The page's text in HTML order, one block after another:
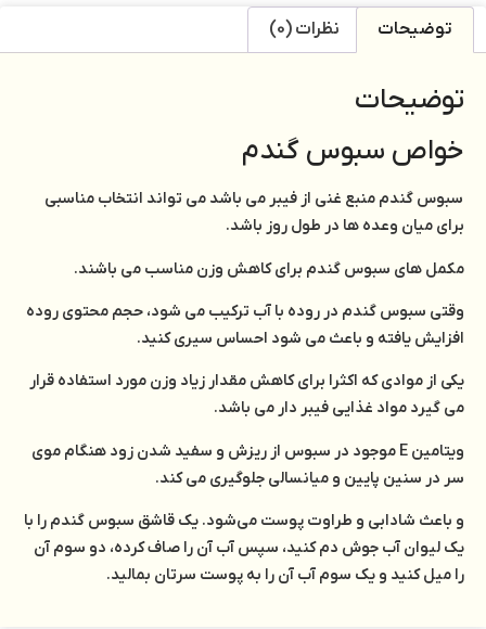
توضیحات نظرات (0)
توضیحات
خواص سبوس گندم
سبوس گندم منبع غنی از فیبر می باشد می تواند انتخاب مناسبی
برای میان وعده ها در طول روز باشد.
مکمل های سبوس گندم برای کاهش وزن مناسب می باشند.
وقتی سبوس گندم در روده با آب ترکیب می شود، حجم محتوی روده
افزایش یافته و باعث می شود احساس سیری کنید.
یکی از موادی که اکثرا برای کاهش مقدار زیاد وزن مورد استفاده قرار
می گیرد مواد غذایی فیبر دار می باشد.
ویتامین E موجود در سبوس از ریزش و سفید شدن زود هنگام موی
سر در سنین پایین و میانسالی جلوگیری می ‌کند.
و باعث شادابی و طراوت پوست می‌شود. یک قاشق سبوس گندم را با
یک لیوان آب جوش دم کنید، سپس آب آن را صاف کرده، دو سوم آن
را میل کنید و یک سوم آب آن را به پوست سر‌تان بمالید.